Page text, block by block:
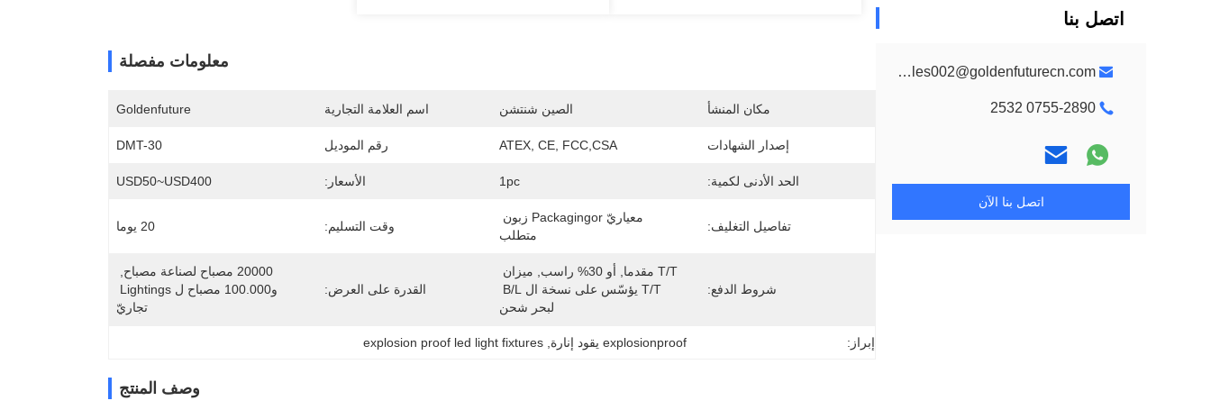
اتصل بنا
sales002@goldenfuturecn.com
0755-2890 2532
اتصل بنا الآن
معلومات مفصلة
مكان المنشأ الصين شنتشن اسم العلامة التجارية Goldenfuture
إصدار الشهادات ATEX, CE, FCC,CSA رقم الموديل DMT-30
الحد الأدنى لكمية: 1pc الأسعار: USD50~USD400
تفاصيل التغليف:
متطلب
وقت التسليم: 20 يوما
شروط الدفع:
لبحر شحن
القدرة على العرض:
تجاريّ
إبراز: explosionproof يقود إنارة ,
explosion proof led light fixtures
وصف المنتج